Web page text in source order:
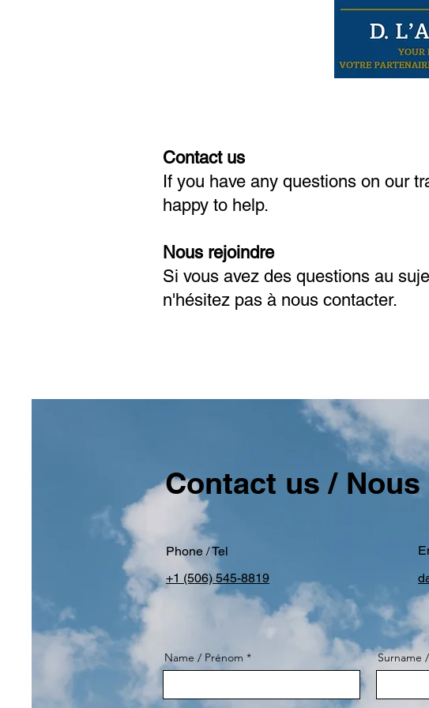
Contact us
If you have any questions on our
happy to help.
Nous rejoindre
Si vous avez des questions au
n'hésitez pas à nous contacter.
Contact us /
Phone / Tel
+1 (506) 545-8819
Name / Prénom Surname